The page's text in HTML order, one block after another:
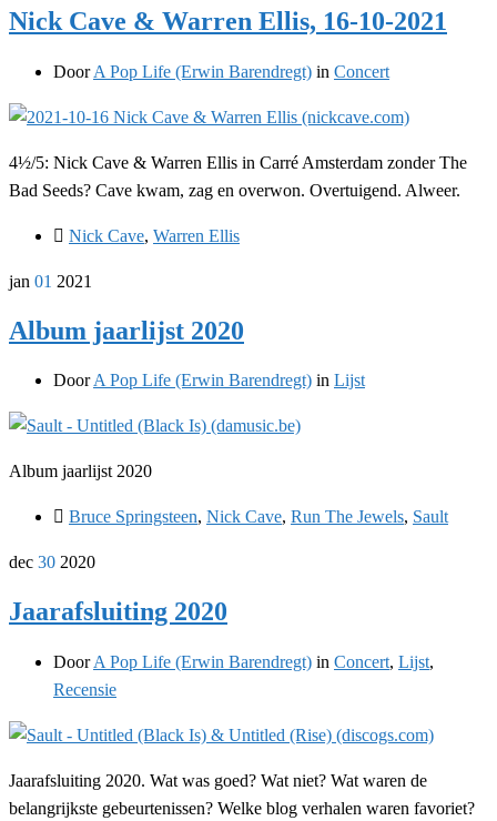
Nick Cave & Warren Ellis, 16-10-2021
DoorA Pop Life (Erwin Barendregt) in Concert
4½/5: Nick Cave & Warren Ellis in Carré Amsterdam zonder The
Bad Seeds? Cave kwam, zag en overwon. Overtuigend. Alweer.
Nick Cave, Warren Ellis
jan 01 2021
Album jaarlijst 2020
DoorA Pop Life (Erwin Barendregt) in Lijst
Album jaarlijst 2020
Bruce Springsteen, Nick Cave, Run The Jewels, Sault
dec 30 2020
Jaarafsluiting 2020
DoorA Pop Life (Erwin Barendregt) in Concert, Lijst,
Recensie
Jaarafsluiting 2020. Wat was goed? Wat niet? Wat waren de
belangrijkste gebeurtenissen? Welke blog verhalen waren favoriet?